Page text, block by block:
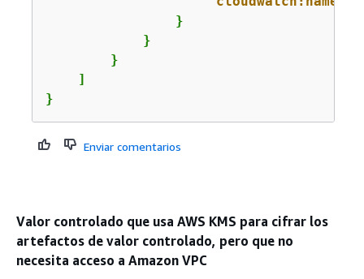
                }
            }
        }
    ]
}
Enviar comentarios
Valor controlado que usa AWS KMS para cifrar los
artefactos de valor controlado, pero que no
necesita acceso a Amazon VPC